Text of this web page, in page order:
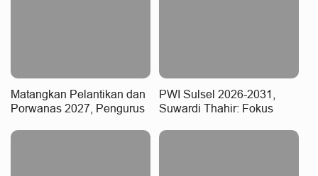
Matangkan Pelantikan dan
Porwanas 2027, Pengurus
Rapat Perdana
PWI Sulsel 2026-2031,
Suwardi Thahir: Fokus
Integritas Data